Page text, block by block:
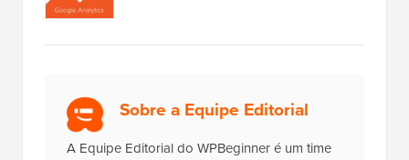
Sobre a Equipe Editorial
A Equipe Editorial do WPBeginner é um time